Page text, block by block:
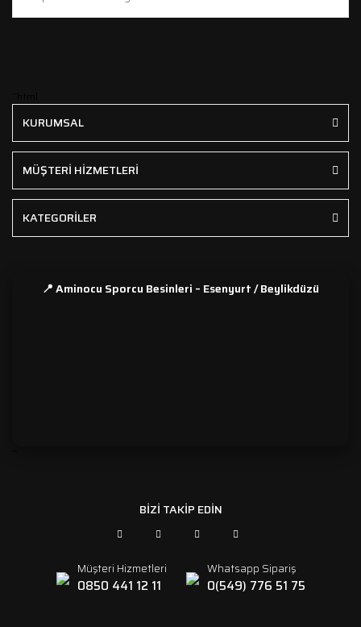
KURUMSAL
MÜŞTERİ HİZMETLERİ
KATEGORİLER
📍 Aminocu Sporcu Besinleri – Esenyurt / Beylikdüzü
BİZİ TAKİP EDİN
Müşteri Hizmetleri
0850 441 12 11
Whatsapp Sipariş
0(549) 776 51 75